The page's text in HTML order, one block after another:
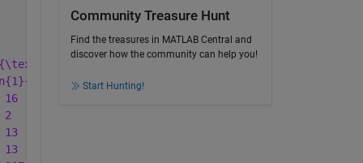
& \multicolumn{2}{c}{\textbf{KLM}} &
& \multicolumn{1}{c}{No.} &
& 7.0  & 228 & 25 \\ '
& 0.9  & 228 & 25 \\ '
& 5.7  & 228 & 25 \\ '
& 5.7  & 228 & 25 \\ '
Community Treasure Hunt
Find the treasures in MATLAB Central and
discover how the community can help you!
Start Hunting!